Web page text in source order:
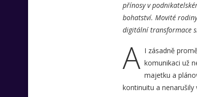
přínosy v
bohatství. Movité
digitální transformace
A I zásadně
komunikaci už
majetku a
kontinuitu a